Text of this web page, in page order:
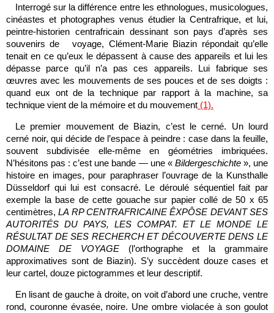
Interrogé sur la différence entre les ethnologues, musicologues,
cinéastes et photographes venus étudier la Centrafrique, et lui,
peintre-historien centrafricain dessinant son pays d’après ses
souvenirs de voyage, Clément-Marie Biazin répondait qu’elle
tenait en ce qu’eux le dépassent à cause des appareils et lui les
dépasse parce qu’il n’a pas ces appareils. Lui fabrique ses
œuvres avec les mouvements de ses pouces et de ses doigts :
quand eux ont de la technique par rapport à la machine, sa
technique vient de la mémoire et du mouvement (1).
Le premier mouvement de Biazin, c’est le cerné. Un lourd
cerné noir, qui décide de l’espace à peindre : case dans la feuille,
souvent subdivisée elle-même en géométries imbriquées.
N’hésitons pas : c’est une bande — une « Bildergeschichte», une
histoire en images, pour paraphraser l’ouvrage de la Kunsthalle
Düsseldorf qui lui est consacré. Le déroulé séquentiel fait par
exemple la base de cette gouache sur papier collé de 50 x 65
centimètres,LA RP CENTRAFRICAINE ÊXPÔSE DEVANT SES
AUTORITÉS DU PAYS, LES COMPAT. ET LE MONDE LE
RÉSULTAT DE SES RECHERCH ET DÉCOUVERTE DENS LE
DOMAINE DE VOYAGE (l’orthographe et la grammaire
approximatives sont de Biazin). S’y succèdent douze cases et
leur cartel, douze pictogrammes et leur descriptif.
En lisant de gauche à droite, on voit d’abord une cruche, ventre
rond, couronne évasée, noire. Une ombre violacée à son goulot